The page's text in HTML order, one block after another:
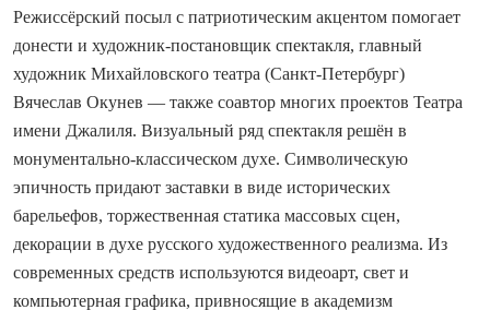
Режиссёрский посыл с патриотическим акцентом помогает
донести и художник-постановщик спектакля, главный
художник Михайловского театра (Санкт-Петербург)
Вячеслав Окунев — также соавтор многих проектов Театра
имени Джалиля. Визуальный ряд спектакля решён в
монументально-классическом духе. Символическую
эпичность придают заставки в виде исторических
барельефов, торжественная статика массовых сцен,
декорации в духе русского художественного реализма. Из
современных средств используются видеоарт, свет и
компьютерная графика, привносящие в академизм